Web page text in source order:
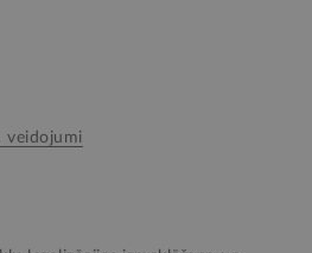
veidojumi